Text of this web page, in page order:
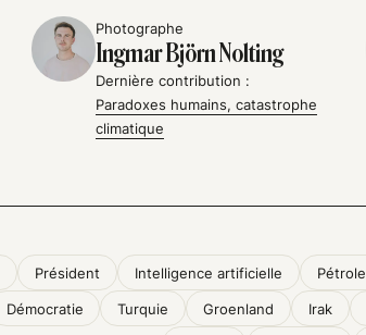
Photographe
Ingmar Björn Nolting
Dernière contribution :
Paradoxes humains, catastrophe
climatique
Président Intelligence artificielle Pétrole
Démocratie Turquie Groenland Irak